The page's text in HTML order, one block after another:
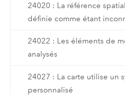
24020 : La référence
définie comme étant
24022 : Les éléments de
analysés
24027 : La carte utilise un
personnalisé